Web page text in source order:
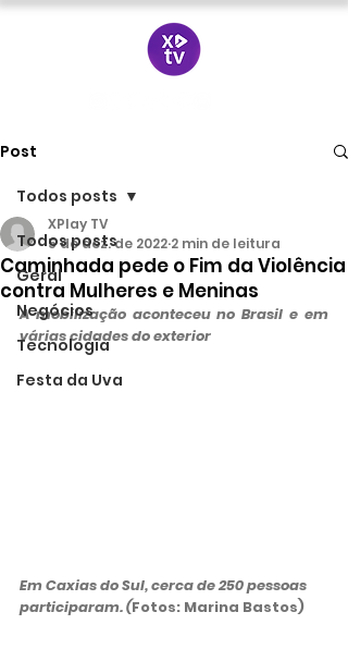
Post
Todos posts
Geral
Negócios
Tecnologia
Festa da Uva
Todos posts
Caminhada pede o Fim da Violência
contra Mulheres e Meninas
XPlay TV
5 de dez. de 2022 2 min de leitura
A mobilização aconteceu no Brasil e em
várias cidades do exterior
Em Caxias do Sul, cerca de 250 pessoas
participaram. (Fotos: Marina Bastos)